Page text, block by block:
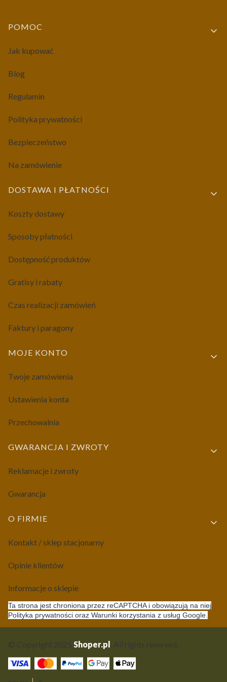
Linki w stopce
POMOC
Jak kupować
Blog
Regulamin
Polityka prywatności
Bezpieczeństwo
Na zamówienie
DOSTAWA I PŁATNOŚCI
Koszty dostawy
Sposoby płatności
Dostępność produktów
Gratisy i rabaty
Czas realizacji zamówień
Faktury i paragony
MOJE KONTO
Twoje zamówienia
Ustawienia konta
Przechowalnia
GWARANCJA I ZWROTY
Reklamacje i zwroty
Gwarancja
O FIRMIE
Kontakt / sklep stacjonarny
Opinie klientów
Informacje o sklepie
Ta strona jest chroniona przez reCAPTCHA i obowiązują na niej
Polityka prywatności oraz Warunki korzystania z usług Google.
Shoper.pl